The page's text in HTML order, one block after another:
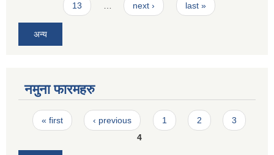
13 … next › last »
अन्य
नमुना फारमहरु
Pages
« first ‹ previous 1 2
3
4